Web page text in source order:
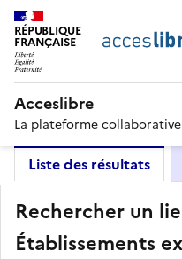
RÉPUBLIQUE
FRANÇAISE
Acceslibre
La plateforme
Liste des résultats
Rechercher un
Établissements